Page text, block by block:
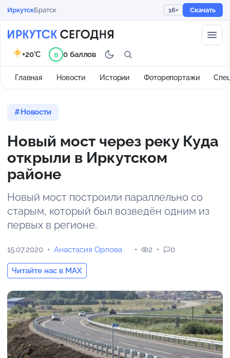
ИркутскБратск 16+ Скачать
Главная Новости Истории Фоторепортажи
+20°C 0 0 баллов
Новости
Новый мост через реку Куда
открыли в Иркутском
районе
Новый мост построили параллельно со
старым, который был возведён одним из
первых в регионе.
15.07.2020 Анастасия Орлова
Читайте нас в MAX
2 0